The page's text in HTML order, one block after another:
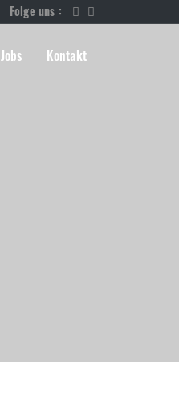
Folge uns :
Jobs Kontakt